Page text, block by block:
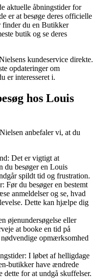
aktuelle åbningstider for
er at besøge deres officielle
finder du en Butikker
butik og se deres
kundeservice direkte.
opdateringer om
er interesseret i.
hos Louis
anbefaler vi, at du
Det er vigtigt at
du besøger en Louis
spildt tid og frustration.
Før du besøger en bestemt
anmeldelser og se, hvad
Dette kan hjælpe dig
øjenundersøgelse eller
at booke en tid på
opmærksomhed
I løbet af helligdage
butikker have ændrede
for at undgå skuffelser.